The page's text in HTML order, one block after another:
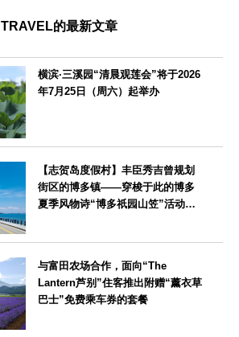
TRAVEL的最新文章
横滨·三溪园“清晨观莲会”将于2026
年7月25日（周六）起举办
【志贺岛度假村】丰臣秀吉曾规划
街区的博多镇——穿梭于此的博多
夏季风物诗“博多祇园山笠”活动期
与富田农场合作，面向“The
Lantern芦别”住客推出附赠“薰衣草
巴士”免费乘车券的套餐